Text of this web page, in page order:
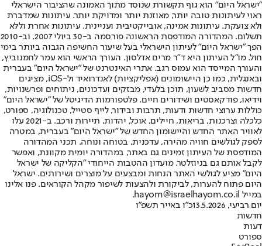
"ישראל היום" הוא גוף תקשורת שנוסד מתוך האמונה שהציבור הישראלי
ראוי לעיתונות טובה יותר, מאוזנת יותר ומדויקת יותר. עיתונות שמדברת
ולא צועקת. עיתונות אמינה, אובייקטיבית ועניינית. עיתונות אחרת וללא
תשלום. המהדורה המודפסת הראשונה פורסמה ב-30 ביולי 2007, וב-2010
הפך "ישראל היום" לעיתון הישראלי בעל שיעור החשיפה הגבוה ביותר בימי
חול. מו"ל העיתון היא ד"ר מרים אדלסון. העורך הראשי הוא עמר לחמנוביץ,
והעורך המייסד הוא עמוס רגב. אתרי האינטרנט של "ישראל היום" בעברית
ובאנגלית, כמו כן היישומונים (אפליקציות) לאנדרואיד ול-iOS, מציגים
חדשות מסביב לשעון, תוכן בלעדי, מבזקים ועדכונים, ניתוחים ופרשנויות,
וידיאו, פודקאסטים ושידורים חיים. פלטפורמות הדיגיטל של "ישראל היום"
כוללות ערוצי חדשות ודעות, תרבות ובידור, לייף סטייל, טכנולוגיה, ספורט,
כלכלה וצרכנות, בריאות, חיילים, אוכל, יהדות, תיירות ורכב. ב-2021 עלו
לאוויר האתר החדש והיישומון החדש של "ישראל היום" בעברית, במטרה
לספק לגולשים חוויה מהירה, עדכנית, בטוחה ונוחה. תכני המהדורה
המודפסת של העיתון זמינים גם באתר, במהדורה יומית מקוונת, ואפשר
לקבל אותם גם בניוזלטר. מועדון ההטבות הייחודי "הקליקה של ישראל
היום" מציע לגולשי האתר הנחות ומבצעים על מוצרים ושירותים. ישראל
היום פתוח להערות, לביקורת ולהצעות לשיפור מקהל הקוראים. פנו אלינו
במייל hayom@israelhayom.co.il.
יום רביעי, 13.5.2026
כ"ו באייר תשפ"ו
חדשות
דעות
ספורט